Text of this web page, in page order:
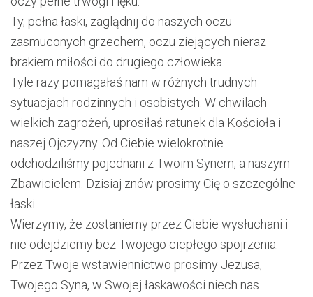
Ty, pełna łaski, zaglądnij do naszych oczu
zasmuconych grzechem, oczu ziejących nieraz
brakiem miłości do drugiego człowieka.
Tyle razy pomagałaś nam w różnych trudnych
sytuacjach rodzinnych i osobistych. W chwilach
wielkich zagrożeń, uprosiłaś ratunek dla Kościoła i
naszej Ojczyzny. Od Ciebie wielokrotnie
odchodziliśmy pojednani z Twoim Synem, a naszym
Zbawicielem. Dzisiaj znów prosimy Cię o szczególne
łaski …
Wierzymy, że zostaniemy przez Ciebie wysłuchani i
nie odejdziemy bez Twojego ciepłego spojrzenia.
Przez Twoje wstawiennictwo prosimy Jezusa,
Twojego Syna, w Swojej łaskawości niech nas